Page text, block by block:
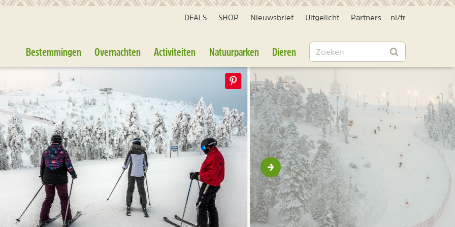
DEALS SHOP Nieuwsbrief Uitgelicht Partners nl /fr
Bestemmingen Overnachten Activiteiten Natuurparken Dieren Zoeken
Zoeken
Volgende